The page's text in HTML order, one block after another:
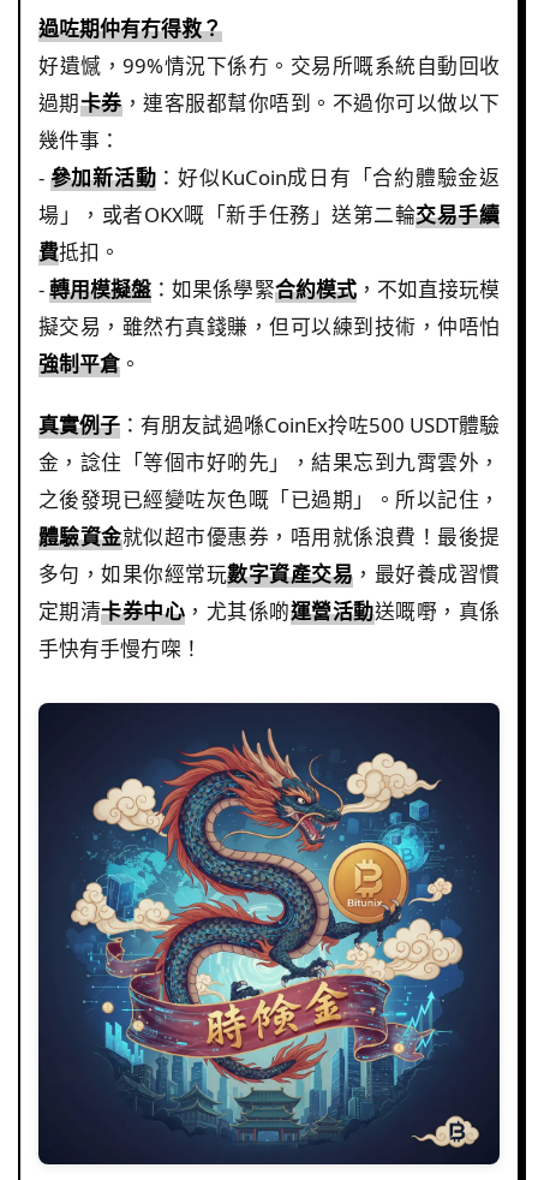
過咗期仲有冇得救？
好遺憾，99%情況下係冇。交易所嘅系統自動回收
過期卡券，連客服都幫你唔到。不過你可以做以下
幾件事：
- 參加新活動 ：好似KuCoin成日有「合約體驗金返
場」，或者OKX嘅「新手任務」送第二輪交易手續
費抵扣。
-轉用模擬盤 ：如果係學緊合約模式，不如直接玩模
擬交易，雖然冇真錢賺，但可以練到技術，仲唔怕
強制平倉 。
真實例子 ：有朋友試過喺CoinEx拎咗500 USDT體驗
金，諗住「等個市好啲先」，結果忘到九霄雲外，
之後發現已經變咗灰色嘅「已過期」。所以記住，
體驗資金就似超市優惠券，唔用就係浪費！最後提
多句，如果你經常玩數字資產交易 ，最好養成習慣
定期清卡券中心 ，尤其係啲運營活動送嘅嘢，真係
手快有手慢冇㗎！